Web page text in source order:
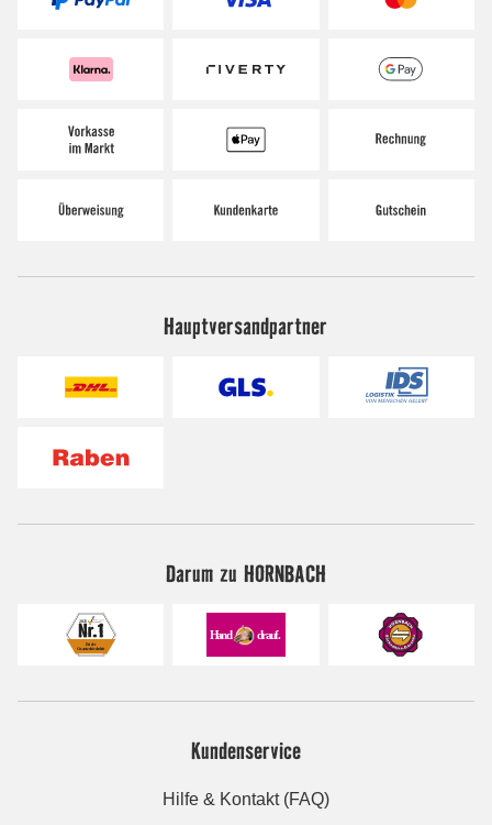
Hauptversandpartner
Darum zu HORNBACH
Kundenservice
Hilfe & Kontakt (FAQ)